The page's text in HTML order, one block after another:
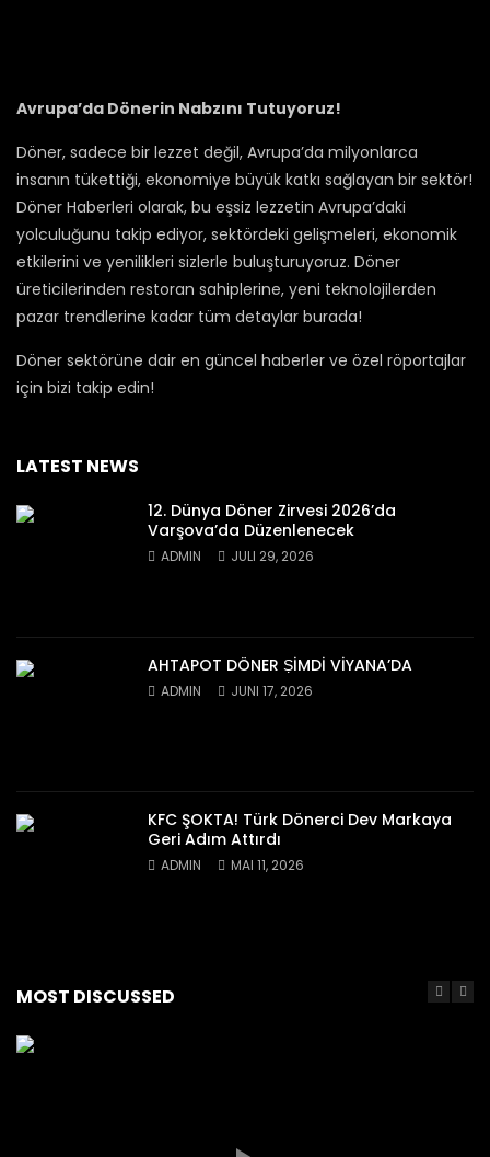
Avrupa’da Dönerin Nabzını Tutuyoruz!
Döner, sadece bir lezzet değil, Avrupa’da milyonlarca
insanın tükettiği, ekonomiye büyük katkı sağlayan bir sektör!
Döner Haberleri olarak, bu eşsiz lezzetin Avrupa’daki
yolculuğunu takip ediyor, sektördeki gelişmeleri, ekonomik
etkilerini ve yenilikleri sizlerle buluşturuyoruz. Döner
üreticilerinden restoran sahiplerine, yeni teknolojilerden
pazar trendlerine kadar tüm detaylar burada!
Döner sektörüne dair en güncel haberler ve özel röportajlar
için bizi takip edin!
LATEST NEWS
12. Dünya Döner Zirvesi 2026’da
Varşova’da Düzenlenecek
ADMIN JULI 29, 2026
AHTAPOT DÖNER ṢİMDİ VİYANA’DA
ADMIN JUNI 17, 2026
KFC ŞOKTA! Türk Dönerci Dev Markaya
Geri Adım Attırdı
ADMIN MAI 11, 2026
MOST DISCUSSED